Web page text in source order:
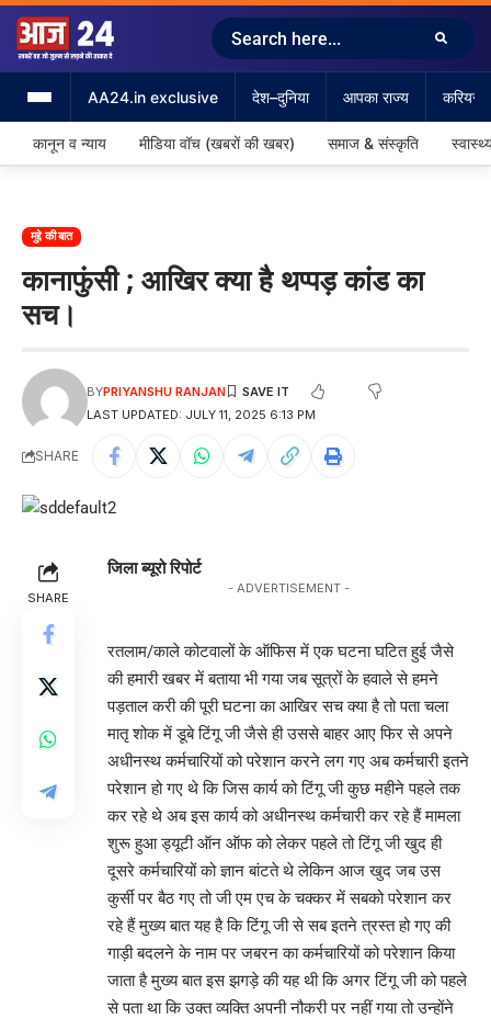
AA24.in exclusive देश–दुनिया आपका राज्य करियर
कानून व न्याय मीडिया वॉच (खबरों की खबर) समाज & संस्कृति
मुद्दे की बात
कानाफुंसी ; आखिर क्या है थप्पड़ कांड का
सच।
LAST UPDATED: JULY 11, 2025 6:13 PM
BYPRIYANSHU RANJAN
SHARE
SHARE
जिला ब्यूरो रिपोर्ट
- ADVERTISEMENT -
रतलाम/काले कोटवालों के ऑफिस में एक घटना घटित हुई जैसे
की हमारी खबर में बताया भी गया जब सूत्रों के हवाले से हमने
पड़ताल करी की पूरी घटना का आखिर सच क्या है तो पता चला
मातृ शोक में डूबे टिंगू जी जैसे ही उससे बाहर आए फिर से अपने
अधीनस्थ कर्मचारियों को परेशान करने लग गए अब कर्मचारी इतने
परेशान हो गए थे कि जिस कार्य को टिंगू जी कुछ महीने पहले तक
कर रहे थे अब इस कार्य को अधीनस्थ कर्मचारी कर रहे हैं मामला
शुरू हुआ ड्यूटी ऑन ऑफ को लेकर पहले तो टिंगू जी खुद ही
दूसरे कर्मचारियों को ज्ञान बांटते थे लेकिन आज खुद जब उस
कुर्सी पर बैठ गए तो जी एम एच के चक्कर में सबको परेशान कर
रहे हैं मुख्य बात यह है कि टिंगू जी से सब इतने त्रस्त हो गए की
गाड़ी बदलने के नाम पर जबरन का कर्मचारियों को परेशान किया
जाता है मुख्य बात इस झगड़े की यह थी कि अगर टिंगू जी को पहले
से पता था कि उक्त व्यक्ति अपनी नौकरी पर नहीं गया तो उन्होंने